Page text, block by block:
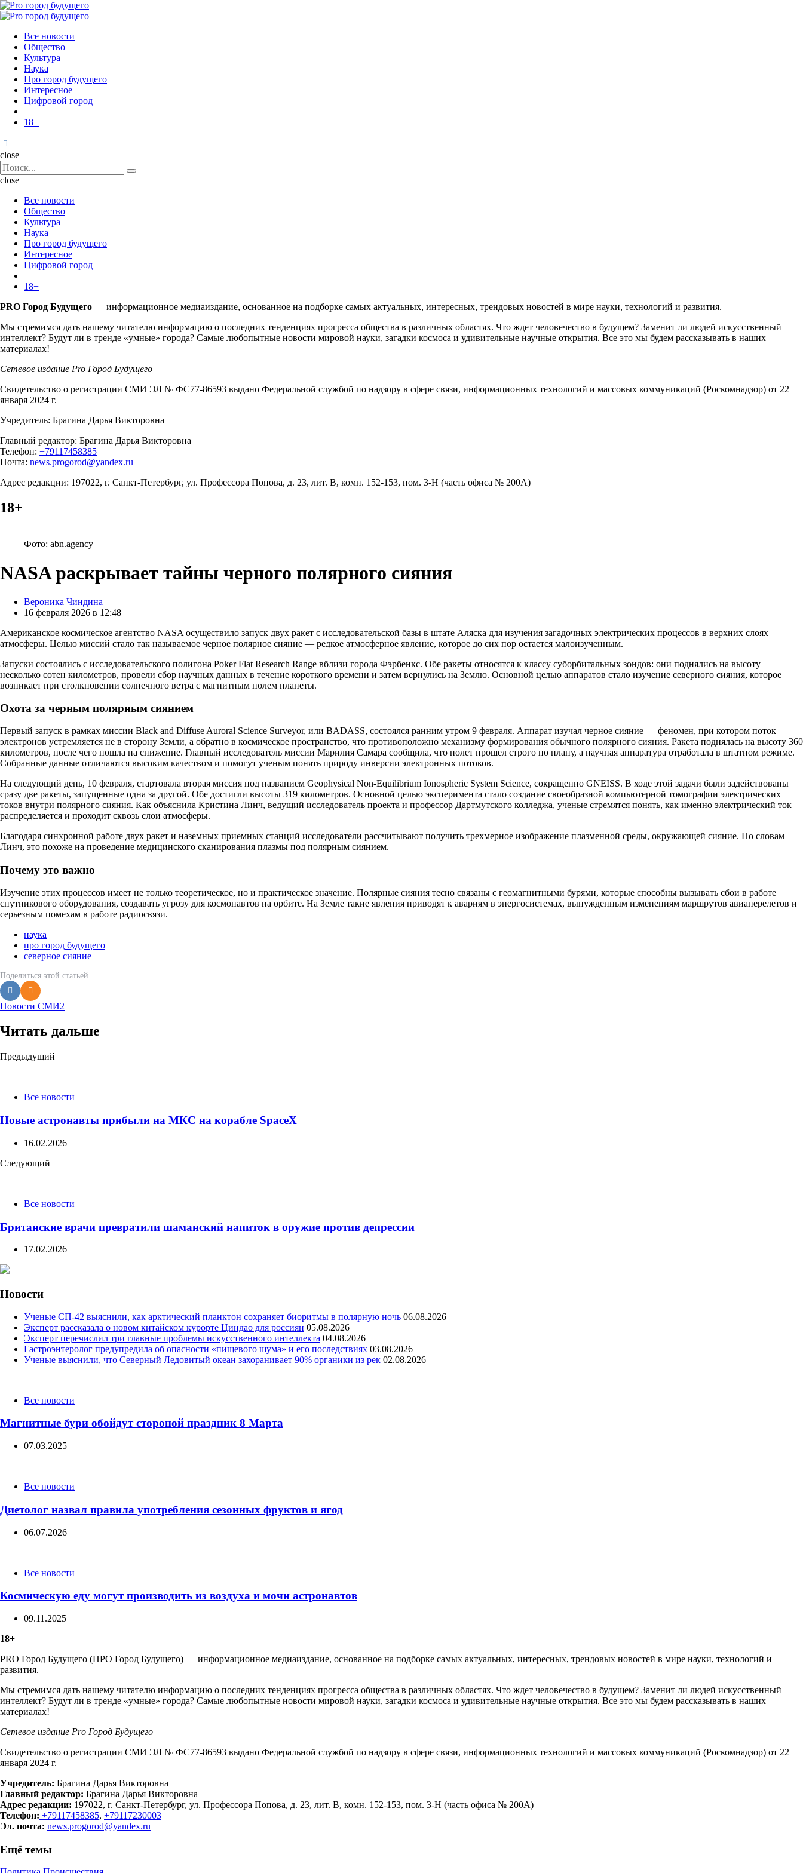
Menu
Поиск
Menu
Pro
Все новости
Общество
Культура
Наука
Про город будущего
Интересное
Цифровой город
18+
Поиск
close
Search
for:
Поиск
close
Все новости
Общество
Культура
Наука
Про город будущего
Интересное
Цифровой город
18+
PRO Город Будущего — информационное медиаиздание, основанное на подборке самых актуальных, интересных, трендовых новостей в мире науки, технологий и развития.
Мы стремимся дать нашему читателю информацию о последних тенденциях прогресса общества в различных областях. Что ждет человечество в будущем? Заменит ли людей искусственный
интеллект? Будут ли в тренде «умные» города? Самые любопытные новости мировой науки, загадки космоса и удивительные научные открытия. Все это мы будем рассказывать в наших
материалах!
Сетевое издание Pro Город Будущего
Свидетельство о регистрации СМИ ЭЛ № ФС77-86593 выдано Федеральной службой по надзору в сфере связи, информационных технологий и массовых коммуникаций (Роскомнадзор) от 22
января 2024 г.
Учредитель: Брагина Дарья Викторовна
Главный редактор: Брагина Дарья Викторовна
Телефон: +79117458385
Почта: news.progorod@yandex.ru
Адрес редакции: 197022, г. Санкт-Петербург, ул. Профессора Попова, д. 23, лит. В, комн. 152-153, пом. 3-Н (часть офиса № 200А)
18+
Фото: abn.agency
NASA раскрывает тайны черного полярного сияния
Posted
by
Вероника Чиндина
16 февраля 2026 в 12:48
Американское космическое агентство NASA осуществило запуск двух ракет с исследовательской базы в штате Аляска для изучения загадочных электрических процессов в верхних слоях
атмосферы. Целью миссий стало так называемое черное полярное сияние — редкое атмосферное явление, которое до сих пор остается малоизученным.
Запуски состоялись с исследовательского полигона Poker Flat Research Range вблизи города Фэрбенкс. Обе ракеты относятся к классу суборбитальных зондов: они поднялись на высоту
несколько сотен километров, провели сбор научных данных в течение короткого времени и затем вернулись на Землю. Основной целью аппаратов стало изучение северного сияния, которое
возникает при столкновении солнечного ветра с магнитным полем планеты.
Охота за черным полярным сиянием
Первый запуск в рамках миссии Black and Diffuse Auroral Science Surveyor, или BADASS, состоялся ранним утром 9 февраля. Аппарат изучал черное сияние — феномен, при котором поток
электронов устремляется не в сторону Земли, а обратно в космическое пространство, что противоположно механизму формирования обычного полярного сияния. Ракета поднялась на высоту 360
километров, после чего пошла на снижение. Главный исследователь миссии Марилия Самара сообщила, что полет прошел строго по плану, а научная аппаратура отработала в штатном режиме.
Собранные данные отличаются высоким качеством и помогут ученым понять природу инверсии электронных потоков.
На следующий день, 10 февраля, стартовала вторая миссия под названием Geophysical Non-Equilibrium Ionospheric System Science, сокращенно GNEISS. В ходе этой задачи были задействованы
сразу две ракеты, запущенные одна за другой. Обе достигли высоты 319 километров. Основной целью эксперимента стало создание своеобразной компьютерной томографии электрических
токов внутри полярного сияния. Как объяснила Кристина Линч, ведущий исследователь проекта и профессор Дартмутского колледжа, ученые стремятся понять, как именно электрический ток
распределяется и проходит сквозь слои атмосферы.
Благодаря синхронной работе двух ракет и наземных приемных станций исследователи рассчитывают получить трехмерное изображение плазменной среды, окружающей сияние. По словам
Линч, это похоже на проведение медицинского сканирования плазмы под полярным сиянием.
Почему это важно
Изучение этих процессов имеет не только теоретическое, но и практическое значение. Полярные сияния тесно связаны с геомагнитными бурями, которые способны вызывать сбои в работе
спутникового оборудования, создавать угрозу для космонавтов на орбите. На Земле такие явления приводят к авариям в энергосистемах, вынужденным изменениям маршрутов авиаперелетов и
серьезным помехам в работе радиосвязи.
наука
про город будущего
северное сияние
Поделиться этой статьей
Новости СМИ2
Читать дальше
Post
Предыдущий
Все новости
Новые астронавты прибыли на МКС на корабле SpaceX
16.02.2026
Следующий
Все новости
Британские врачи превратили шаманский напиток в оружие против депрессии
17.02.2026
Новости
Ученые СП-42 выяснили, как арктический планктон сохраняет биоритмы в полярную ночь 06.08.2026
Эксперт рассказала о новом китайском курорте Циндао для россиян 05.08.2026
Эксперт перечислил три главные проблемы искусственного интеллекта 04.08.2026
Гастроэнтеролог предупредила об опасности «пищевого шума» и его последствиях 03.08.2026
Ученые выяснили, что Северный Ледовитый океан захоранивает 90% органики из рек 02.08.2026
CategoriesВсе новости
Магнитные бури обойдут стороной праздник 8 Марта
07.03.2025
CategoriesВсе новости
Диетолог назвал правила употребления сезонных фруктов и ягод
06.07.2026
CategoriesВсе новости
Космическую еду могут производить из воздуха и мочи астронавтов
09.11.2025
18+
PRO Город Будущего (ПРО Город Будущего) — информационное медиаиздание, основанное на подборке самых актуальных, интересных, трендовых новостей в мире науки, технологий и
развития.
Мы стремимся дать нашему читателю информацию о последних тенденциях прогресса общества в различных областях. Что ждет человечество в будущем? Заменит ли людей искусственный
интеллект? Будут ли в тренде «умные» города? Самые любопытные новости мировой науки, загадки космоса и удивительные научные открытия. Все это мы будем рассказывать в наших
материалах!
Сетевое издание Рrо Город Будущего
Свидетельство о регистрации СМИ ЭЛ № ФС77-86593 выдано Федеральной службой по надзору в сфере связи, информационных технологий и массовых коммуникаций (Роскомнадзор) от 22
января 2024 г.
Учредитель: Брагина Дарья Викторовна
Главный редактор: Брагина Дарья Викторовна
Адрес редакции: 197022, г. Санкт-Петербург, ул. Профессора Попова, д. 23, лит. В, комн. 152-153, пом. 3-Н (часть офиса № 200А)
Телефон: +79117458385, +79117230003
Эл. почта: news.progorod@yandex.ru
Ещё темы